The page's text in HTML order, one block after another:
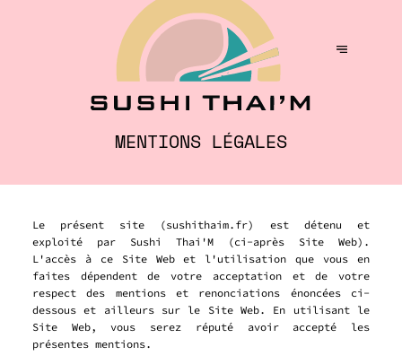
MENTIONS LÉGALES
Le présent site (sushithaim.fr) est détenu et
exploité par Sushi Thai'M (ci-après Site Web).
L'accès à ce Site Web et l'utilisation que vous en
faites dépendent de votre acceptation et de votre
respect des mentions et renonciations énoncées ci-
dessous et ailleurs sur le Site Web. En utilisant le
Site Web, vous serez réputé avoir accepté les
présentes mentions.